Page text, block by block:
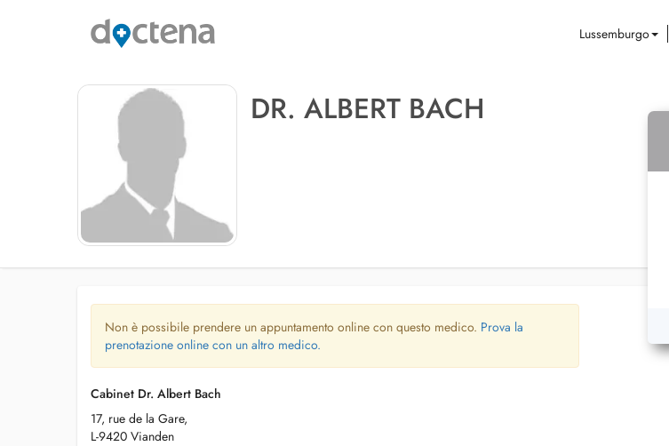
Lussemburgo
DR. ALBERT BACH
Non è possibile prendere un appuntamento online con questo medico. Prova la
prenotazione online con un altro medico.
Cabinet Dr. Albert Bach
17, rue de la Gare,
L-9420 Vianden